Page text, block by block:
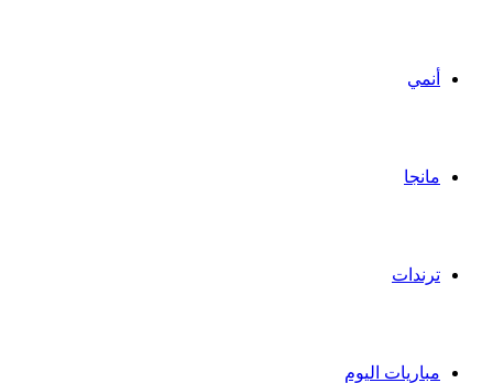
أنمي
مانجا
ترندات
مباريات اليوم